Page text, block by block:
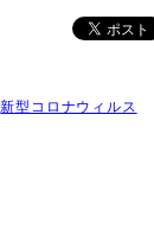
新型コロナウィルス